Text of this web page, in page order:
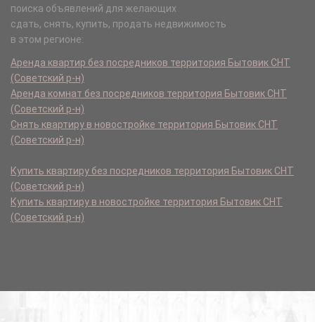
поиска объявлений для желающих
сдать, снять, купить, продать недвижимость
в этом регионе:
Аренда квартир без посредников территория Бытовик СНТ
(Советский р-н)
Аренда комнат без посредников территория Бытовик СНТ
(Советский р-н)
Снять квартиру в новостройке территория Бытовик СНТ
(Советский р-н)
Купить квартиру без посредников территория Бытовик СНТ
(Советский р-н)
Купить квартиру в новостройке территория Бытовик СНТ
(Советский р-н)